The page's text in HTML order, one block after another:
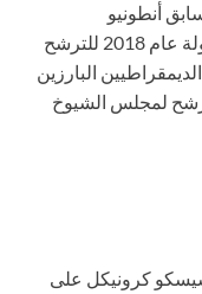
أنطونيو
فيلارايغوسا للعودة بعد أن فشل في محاولة عام 2018 للترشح
البارزين
في محاولة عام 2024 للترشح لمجلس الشيوخ
كرونيكل على